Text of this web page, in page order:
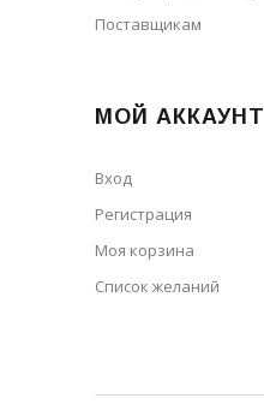
Поставщикам
МОЙ АККАУНТ
Вход
Регистрация
Моя корзина
Cписок желаний